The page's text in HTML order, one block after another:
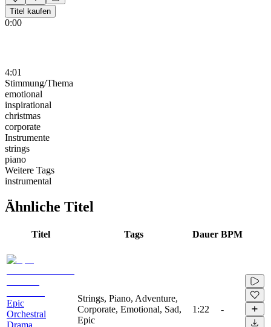
Titel kaufen
0:00
4:01
Stimmung/Thema
emotional
inspirational
christmas
corporate
Instrumente
strings
piano
Weitere Tags
instrumental
Ähnliche Titel
Titel Tags Dauer BPM
Epic
Orchestral
Drama
Strings, Piano, Adventure,
Corporate, Emotional, Sad,
Epic
1:22 -